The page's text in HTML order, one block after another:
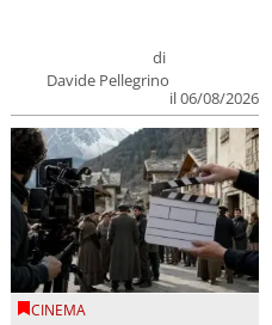
di
Davide Pellegrino
il 06/08/2026
CINEMA